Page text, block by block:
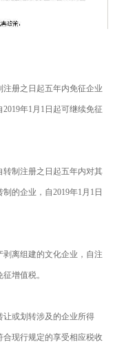
册之日起五年内免征企业
年1月1日起可继续免征
制注册之日起五年内对其
的企业，自2019年1月1日
离组建的文化企业，自注
增值税。
或划转涉及的企业所得
现行规定的享受相应税收